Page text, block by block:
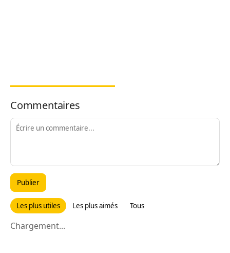
Commentaires
Publier
Les plus utiles Les plus aimés Tous
Chargement...